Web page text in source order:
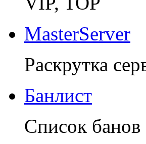
MasterServer
Раскрутка
Банлист
Список банов